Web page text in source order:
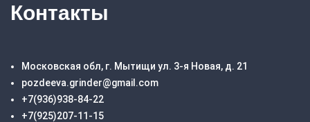
Контакты
Московская обл, г. Мытищи ул. 3-я Новая, д. 21
pozdeeva.grinder@gmail.com
+7(936)938-84-22
+7(925)207-11-15